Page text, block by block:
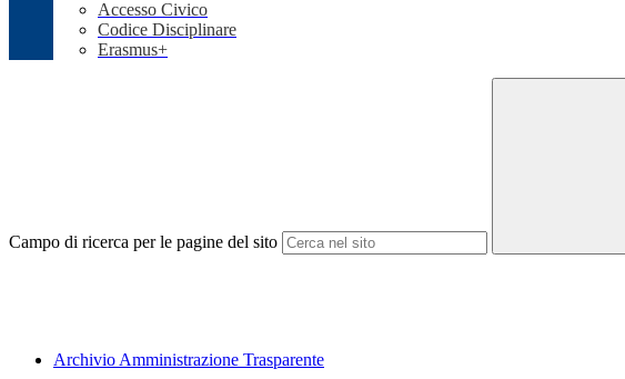
Accesso Civico
Codice Disciplinare
Erasmus+
Campo di ricerca per le pagine del sito
Archivio Amministrazione Trasparente